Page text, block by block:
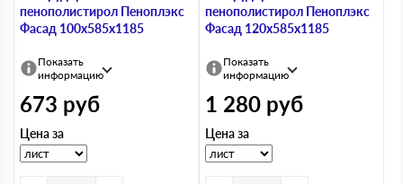
пенополистирол Пеноплэкс
Фасад 100х585х1185
Показать
информацию
673 руб
Цена за
пенополистирол Пеноплэкс
Фасад 120х585х1185
Показать
информацию
1 280 руб
Цена за